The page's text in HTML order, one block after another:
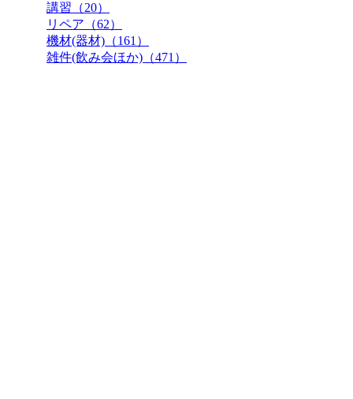
講習（20）
リペア（62）
機材(器材)（161）
雑件(飲み会ほか)（471）